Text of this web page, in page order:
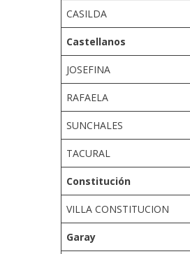
CASILDA
Castellanos
JOSEFINA
RAFAELA
SUNCHALES
TACURAL
Constitución
VILLA CONSTITUCION
Garay